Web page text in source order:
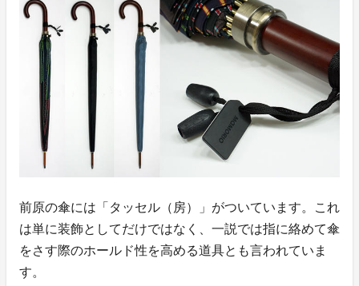
前原の傘には「タッセル（房）」がついています。これ
は単に装飾としてだけではなく、一説では指に絡めて傘
をさす際のホールド性を高める道具とも言われていま
す。